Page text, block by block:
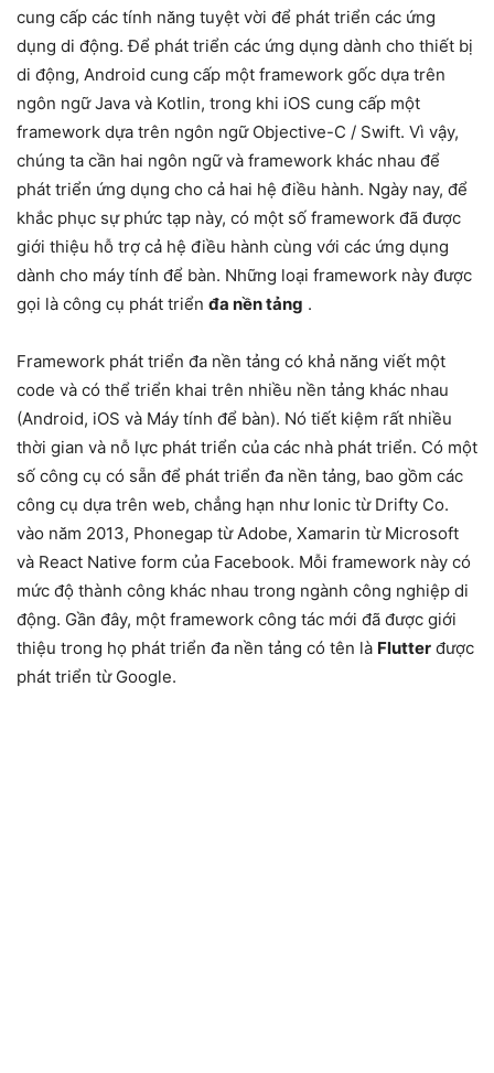
cung cấp các tính năng tuyệt vời để phát triển các ứng
dụng di động. Để phát triển các ứng dụng dành cho thiết bị
di động, Android cung cấp một framework gốc dựa trên
ngôn ngữ Java và Kotlin, trong khi iOS cung cấp một
framework dựa trên ngôn ngữ Objective-C / Swift. Vì vậy,
chúng ta cần hai ngôn ngữ và framework khác nhau để
phát triển ứng dụng cho cả hai hệ điều hành. Ngày nay, để
khắc phục sự phức tạp này, có một số framework đã được
giới thiệu hỗ trợ cả hệ điều hành cùng với các ứng dụng
dành cho máy tính để bàn. Những loại framework này được
gọi là công cụ phát triển đa nền tảng .
Framework phát triển đa nền tảng có khả năng viết một
code và có thể triển khai trên nhiều nền tảng khác nhau
(Android, iOS và Máy tính để bàn). Nó tiết kiệm rất nhiều
thời gian và nỗ lực phát triển của các nhà phát triển. Có một
số công cụ có sẵn để phát triển đa nền tảng, bao gồm các
công cụ dựa trên web, chẳng hạn như Ionic từ Drifty Co.
vào năm 2013, Phonegap từ Adobe, Xamarin từ Microsoft
và React Native form của Facebook. Mỗi framework này có
mức độ thành công khác nhau trong ngành công nghiệp di
động. Gần đây, một framework công tác mới đã được giới
thiệu trong họ phát triển đa nền tảng có tên là Flutter được
phát triển từ Google.